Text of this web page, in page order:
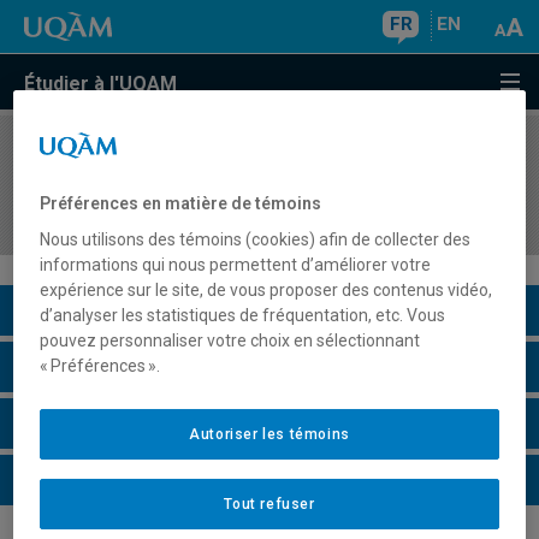
FR EN
Étudier à l'UQAM
COURS//
communicationnelle
Description du cours
Horaire - Été 2026
Horaire - Automne 2026
Horaire - Hiver 2027
Préférences en matière de témoins
Nous utilisons des témoins (cookies) afin de collecter des
informations qui nous permettent d’améliorer votre
expérience sur le site, de vous proposer des contenus vidéo,
d’analyser les statistiques de fréquentation, etc. Vous
pouvez personnaliser votre choix en sélectionnant
« Préférences ».
Tout refuser
Autoriser les témoins